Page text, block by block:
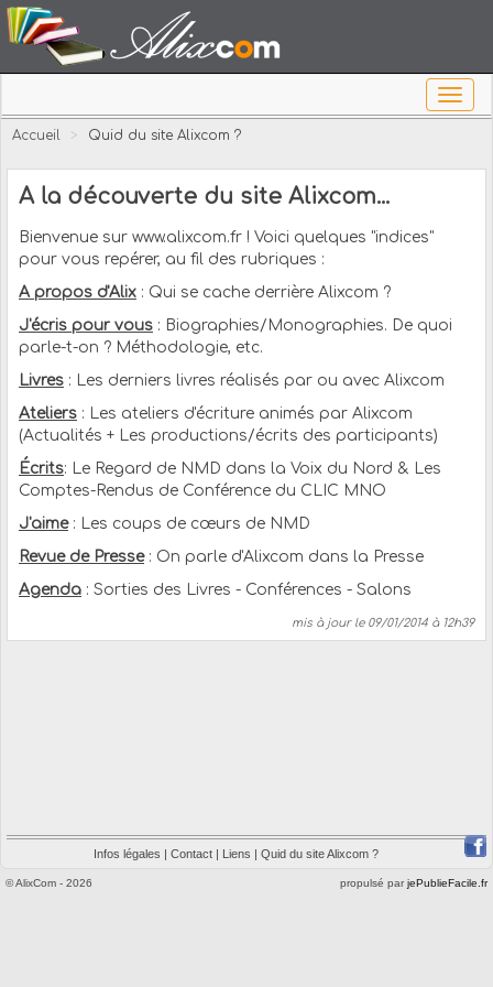
Accueil > Quid du site Alixcom ?
A la découverte du site Alixcom...
Bienvenue sur www.alixcom.fr ! Voici quelques "indices"
pour vous repérer, au fil des rubriques :
A propos d'Alix : Qui se cache derrière Alixcom ?
J'écris pour vous : Biographies/Monographies. De quoi
parle-t-on ? Méthodologie, etc.
Livres : Les derniers livres réalisés par ou avec Alixcom
Ateliers : Les ateliers d'écriture animés par Alixcom
(Actualités + Les productions/écrits des participants)
Écrits: Le Regard de NMD dans la Voix du Nord & Les
Comptes-Rendus de Conférence du CLIC MNO
J'aime: Les coups de cœurs de NMD
Revue de Presse: On parle d'Alixcom dans la Presse
Agenda : Sorties des Livres - Conférences - Salons
mis à jour le 09/01/2014 à 12h39
Infos légales | Contact| Liens | Quid du site Alixcom ?
© AlixCom - 2026 propulsé par jePublieFacile.fr